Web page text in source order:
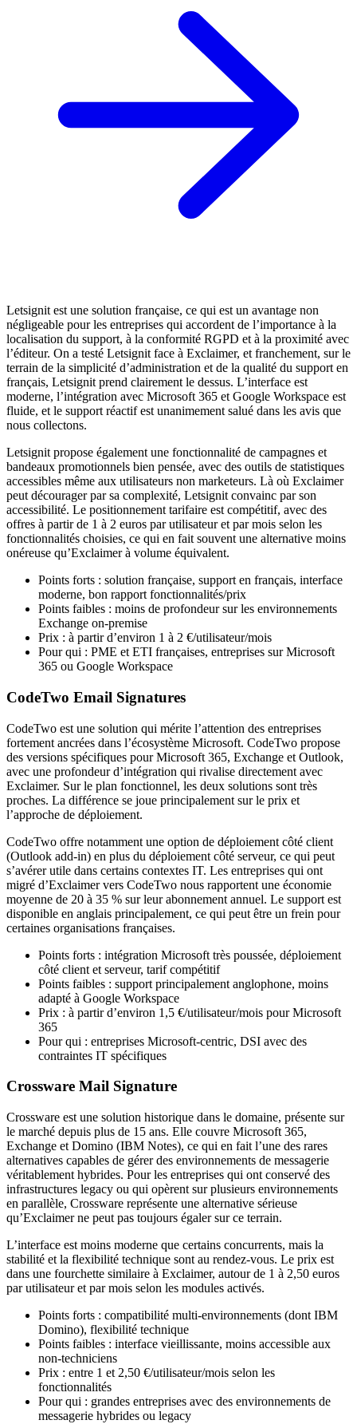
Letsignit est une solution française, ce qui est un avantage non
négligeable pour les entreprises qui accordent de l’importance à la
localisation du support, à la conformité RGPD et à la proximité avec
l’éditeur. On a testé Letsignit face à Exclaimer, et franchement, sur le
terrain de la simplicité d’administration et de la qualité du support en
français, Letsignit prend clairement le dessus. L’interface est
moderne, l’intégration avec Microsoft 365 et Google Workspace est
fluide, et le support réactif est unanimement salué dans les avis que
nous collectons.
Letsignit propose également une fonctionnalité de campagnes et
bandeaux promotionnels bien pensée, avec des outils de statistiques
accessibles même aux utilisateurs non marketeurs. Là où Exclaimer
peut décourager par sa complexité, Letsignit convainc par son
accessibilité. Le positionnement tarifaire est compétitif, avec des
offres à partir de 1 à 2 euros par utilisateur et par mois selon les
fonctionnalités choisies, ce qui en fait souvent une alternative moins
onéreuse qu’Exclaimer à volume équivalent.
Points forts : solution française, support en français, interface
moderne, bon rapport fonctionnalités/prix
Points faibles : moins de profondeur sur les environnements
Exchange on-premise
Prix : à partir d’environ 1 à 2 €/utilisateur/mois
Pour qui : PME et ETI françaises, entreprises sur Microsoft
365 ou Google Workspace
CodeTwo Email Signatures
CodeTwo est une solution qui mérite l’attention des entreprises
fortement ancrées dans l’écosystème Microsoft. CodeTwo propose
des versions spécifiques pour Microsoft 365, Exchange et Outlook,
avec une profondeur d’intégration qui rivalise directement avec
Exclaimer. Sur le plan fonctionnel, les deux solutions sont très
proches. La différence se joue principalement sur le prix et
l’approche de déploiement.
CodeTwo offre notamment une option de déploiement côté client
(Outlook add-in) en plus du déploiement côté serveur, ce qui peut
s’avérer utile dans certains contextes IT. Les entreprises qui ont
migré d’Exclaimer vers CodeTwo nous rapportent une économie
moyenne de 20 à 35 % sur leur abonnement annuel. Le support est
disponible en anglais principalement, ce qui peut être un frein pour
certaines organisations françaises.
Points forts : intégration Microsoft très poussée, déploiement
côté client et serveur, tarif compétitif
Points faibles : support principalement anglophone, moins
adapté à Google Workspace
Prix : à partir d’environ 1,5 €/utilisateur/mois pour Microsoft
365
Pour qui : entreprises Microsoft-centric, DSI avec des
contraintes IT spécifiques
Crossware Mail Signature
Crossware est une solution historique dans le domaine, présente sur
le marché depuis plus de 15 ans. Elle couvre Microsoft 365,
Exchange et Domino (IBM Notes), ce qui en fait l’une des rares
alternatives capables de gérer des environnements de messagerie
véritablement hybrides. Pour les entreprises qui ont conservé des
infrastructures legacy ou qui opèrent sur plusieurs environnements
en parallèle, Crossware représente une alternative sérieuse
qu’Exclaimer ne peut pas toujours égaler sur ce terrain.
L’interface est moins moderne que certains concurrents, mais la
stabilité et la flexibilité technique sont au rendez-vous. Le prix est
dans une fourchette similaire à Exclaimer, autour de 1 à 2,50 euros
par utilisateur et par mois selon les modules activés.
Points forts : compatibilité multi-environnements (dont IBM
Domino), flexibilité technique
Points faibles : interface vieillissante, moins accessible aux
non-techniciens
Prix : entre 1 et 2,50 €/utilisateur/mois selon les
fonctionnalités
Pour qui : grandes entreprises avec des environnements de
messagerie hybrides ou legacy